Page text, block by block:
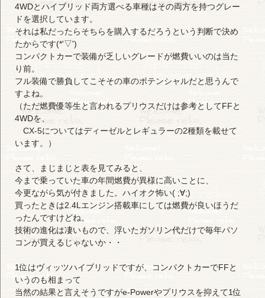
4WDとハイブリッド両方選べる車種はその両方を持つグレー
ドを選択しています。
それは私だったらそちらを購入するだろうという判断で決め
たからです(*'▽')
コンパクトカーで装備が乏しいグレードが燃費いいのは当た
り前。
フル装備で勝負してこそその車のポテンシャルだと思うんで
すよね。
（ただ燃費優等生と言われるプリウスだけは参考としてFFと
4WDを、
CX-5についてはディーゼルとレギュラーの2種類を載せて
います。）
さて、まじまじと表を見てみると、
今まで乗っていた車の年間燃費が異様に高いことに、
今更ながら気が付きました。ハイオク怖い( ;∀;)
買ったときは2.4Lエンジン搭載車にしては燃費が良いほうだ
ったんですけどね。
技術の進化は凄いもので、浮いたガソリン代だけで毎年パソ
コンが買えるじゃないか・・
1位はヴィッツハイブリッドですが、コンパクトカーでFFと
いうのも相まって
当然の結果と言えそうですがe-Powerやプリウスを抑えて1位